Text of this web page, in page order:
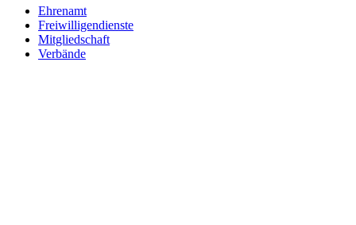
Ehrenamt
Freiwilligendienste
Mitgliedschaft
Verbände